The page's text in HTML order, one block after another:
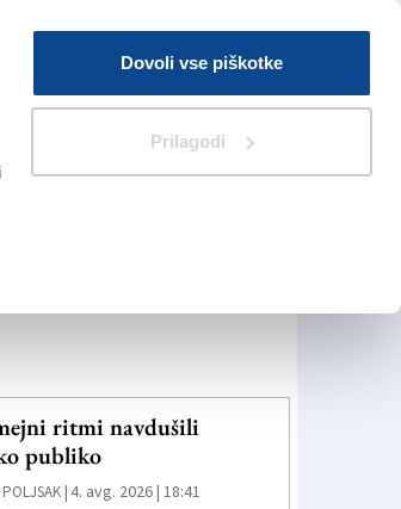
Dovoli vse piškotke
Prilagodi
V Kioskih
Iskanje
ritmi navdušili
publiko
|4. avg. 2026 | 18:41